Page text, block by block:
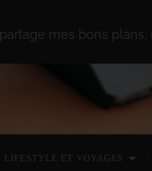
partage mes bons
LIFESTYLE ET VOYAGES